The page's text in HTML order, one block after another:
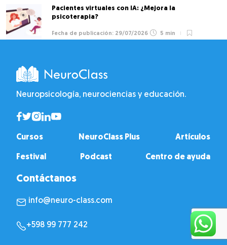
Pacientes virtuales con IA: ¿Mejora la
psicoterapia?
29/07/2026 5 min
Neuropsicología, neurociencias y educación.
Cursos NeuroClass Plus Artículos
Festival Podcast Centro de ayuda
Contáctanos
info@neuro-class.com
+598 99 777 242